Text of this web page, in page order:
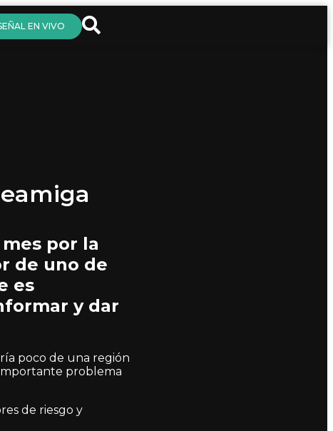
EN VIVO
por la
de uno de
es
y dar
poco de una región
problema
de riesgo y